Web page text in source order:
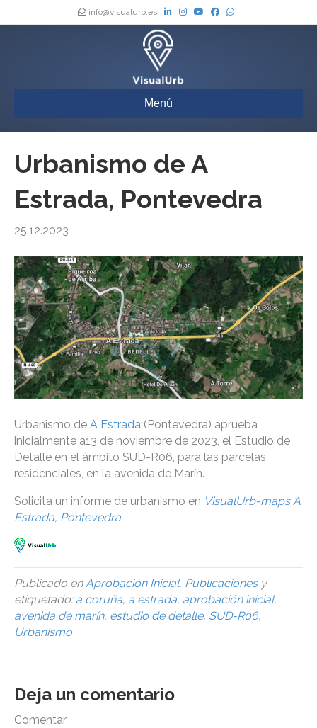
info@visualurb.es
Menú
Urbanismo de A
Estrada, Pontevedra
25.12.2023
Urbanismo de A Estrada (Pontevedra) aprueba
inicialmente a13 de noviembre de 2023, el Estudio de
Detalle en el ámbito SUD-R06, para las parcelas
residenciales, en la avenida de Marín.
Solicita un informe de urbanismo en VisualUrb-maps A
Estrada, Pontevedra.
Publicado enAprobación Inicial, Publicacionesy
etiquetado: a coruña, a estrada, aprobación inicial,
avenida de marín, estudio de detalle, SUD-R06,
Urbanismo
Deja un comentario
Comentar